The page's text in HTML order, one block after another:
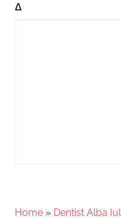
Δ
Home » Dentist Alba